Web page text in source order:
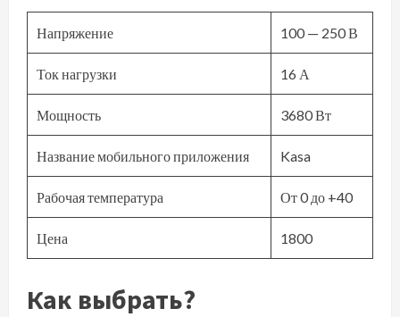
Напряжение 100 — 250 В
Ток нагрузки 16 А
Мощность 3680 Вт
Название мобильного приложения Kasa
Рабочая температура От 0 до +40
Цена 1800
Как выбрать?